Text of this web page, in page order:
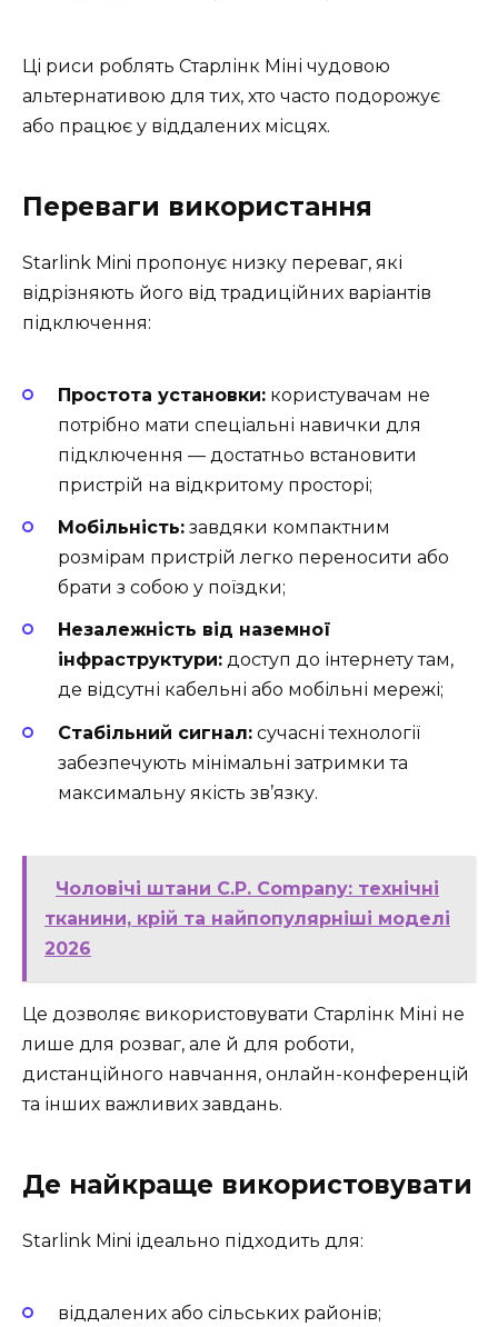
Ці риси роблять Старлінк Міні чудовою
альтернативою для тих, хто часто подорожує
або працює у віддалених місцях.
Переваги використання
Starlink Mini пропонує низку переваг, які
відрізняють його від традиційних варіантів
підключення:
Простота установки: користувачам не
потрібно мати спеціальні навички для
підключення — достатньо встановити
пристрій на відкритому просторі;
Мобільність: завдяки компактним
розмірам пристрій легко переносити або
брати з собою у поїздки;
Незалежність від наземної
інфраструктури: доступ до інтернету там,
де відсутні кабельні або мобільні мережі;
Стабільний сигнал: сучасні технології
забезпечують мінімальні затримки та
максимальну якість зв’язку.
Чоловічі штани C.P. Company: технічні
тканини, крій та найпопулярніші моделі
2026
Це дозволяє використовувати Старлінк Міні не
лише для розваг, але й для роботи,
дистанційного навчання, онлайн-конференцій
та інших важливих завдань.
Де найкраще використовувати
Starlink Mini ідеально підходить для:
віддалених або сільських районів;